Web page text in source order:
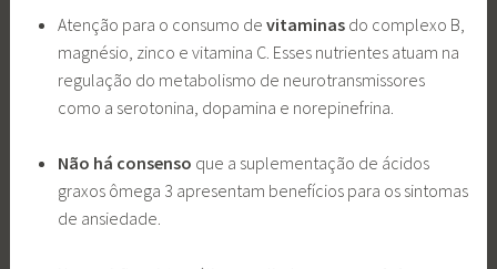
Atenção para o consumo de vitaminasdo complexo B,
magnésio, zinco e vitamina C. Esses nutrientes atuam na
regulação do metabolismo de neurotransmissores
como a serotonina, dopamina e norepinefrina.
Não há consenso que a suplementação de ácidos
graxos ômega 3 apresentam benefícios para os sintomas
de ansiedade.